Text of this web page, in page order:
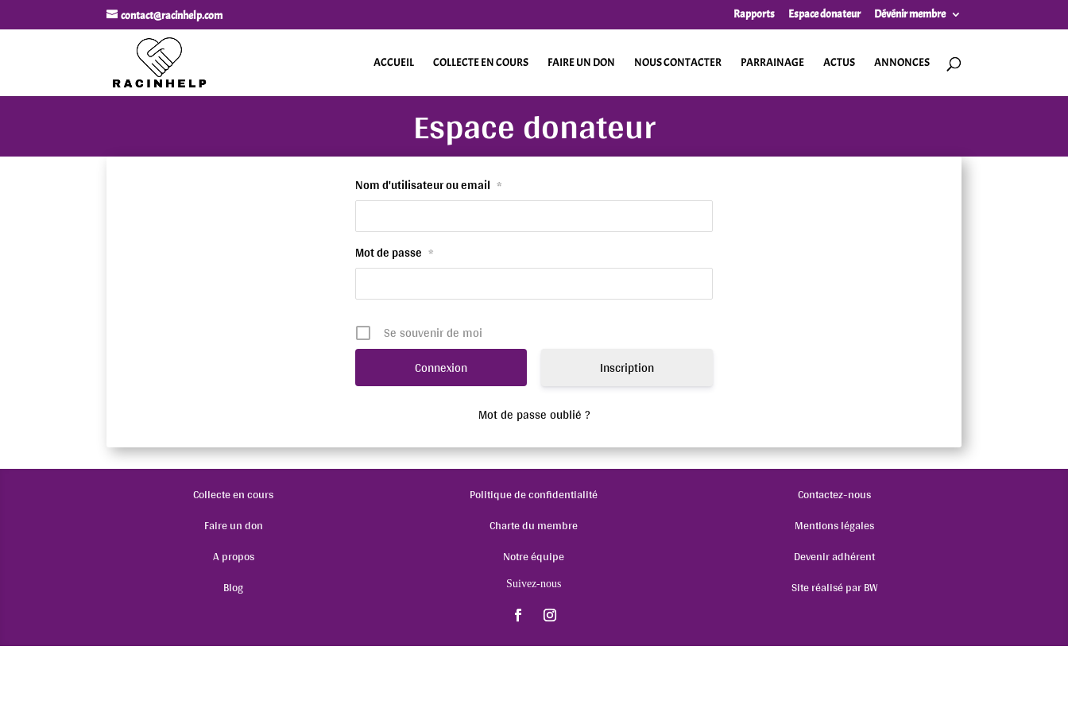
contact@racinhelp.com Rapports Espace donateur Dévénir membre
ACCUEIL COLLECTE EN COURS FAIRE UN DON NOUS CONTACTER PARRAINAGE ACTUS ANNONCES
Espace donateur
Nom d'utilisateur ou email *
Mot de passe *
Se souvenir de moi
Inscription
Mot de passe oublié ?
Collecte en cours
Faire un don
A propos
Blog
Politique de confidentialité
Charte du membre
Notre équipe
Suivez-nous
Contactez-nous
Mentions légales
Devenir adhérent
Site réalisé par BW